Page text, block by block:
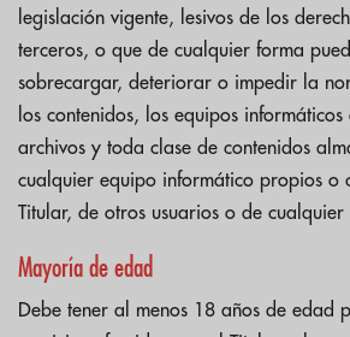
legislación vigente, lesivos de los
terceros, o que de cualquier forma
sobrecargar, deteriorar o impedir la
los contenidos, los equipos
archivos y toda clase de contenidos
cualquier equipo informático propios o
Titular, de otros usuarios o de cualquier
Mayoría de edad
Debe tener al menos 18 años de edad